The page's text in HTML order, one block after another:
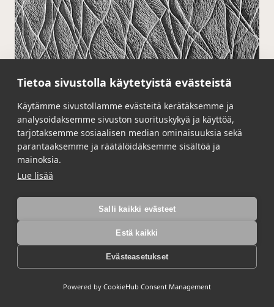
Tietoa sivustolla käytetyistä evästeistä
Käytämme sivustollamme evästeitä kerätäksemme ja
analysoidaksemme sivuston suorituskykyä ja käyttöä,
tarjotaksemme sosiaalisen median ominaisuuksia sekä
parantaaksemme ja räätälöidäksemme sisältöä ja
mainoksia.
Lue lisää
Salli kaikki evästeet
Estä kaikki
Evästeasetukset
Powered by CookieHub Consent Management
2/185 Simmental